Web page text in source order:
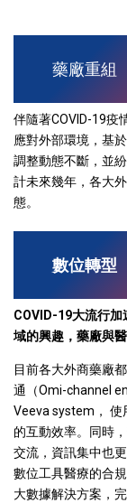
藥廠重組
伴隨著COVID-19疫
應對外部環境，基
調整動態不斷，並
計未來幾年，各大
態。
數位轉型
COVID-19大流行
域的興趣，藥廠與
目前各大外商藥廠
通（Omi-channel
Veeva system， 使
的互動效率。同時
交流，資訊集中也
數位工具醫療的合
大數據解決方案，